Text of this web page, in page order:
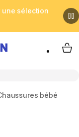
une sélection
My
bébé